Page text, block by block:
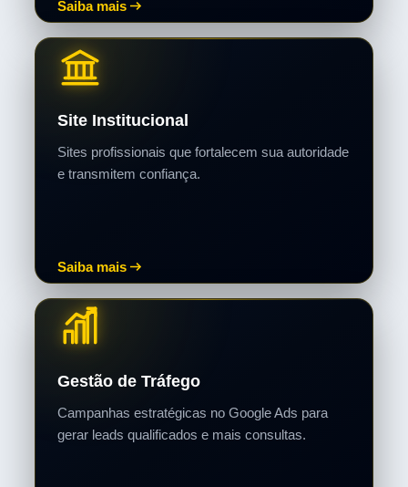
Saiba mais
Site Institucional
Sites profissionais que fortalecem sua autoridade
e transmitem confiança.
Saiba mais
Gestão de Tráfego
Campanhas estratégicas no Google Ads para
gerar leads qualificados e mais consultas.